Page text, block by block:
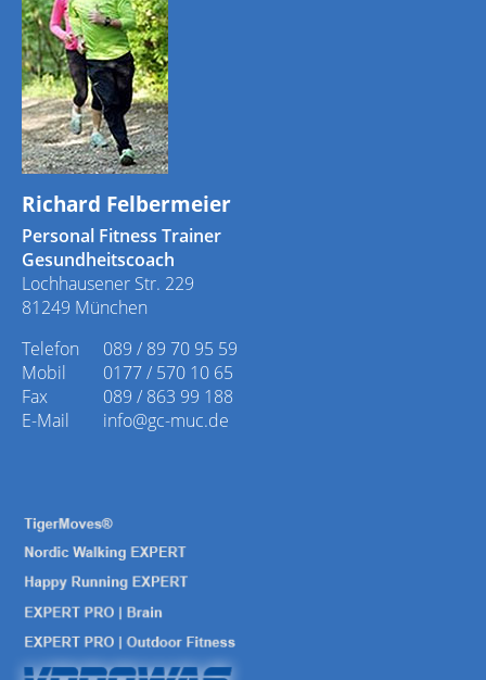
Richard Felbermeier
Personal Fitness Trainer
Gesundheitscoach
Lochhausener Str. 229
81249 München
Telefon
089 / 89 70 95 59
Mobil
0177 / 570 10 65
Fax
089 / 863 99 188
E-Mail
info@gc-muc.de